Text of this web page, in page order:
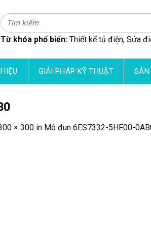
Tìm
kiếm:
Từ khóa phổ biến: Thiết kế tủ điện, Sửa
GIẢI PHÁP KỸ THUẬT SẢN
× 300 in Mô đun 6ES7332-5HF00-